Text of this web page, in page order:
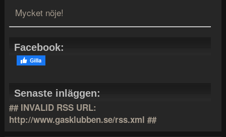
Mycket nöje!
Facebook:
Senaste inläggen:
## INVALID RSS URL:
http://www.gasklubben.se/rss.xml ##